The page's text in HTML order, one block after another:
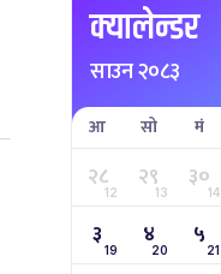
क्यालेन्डर
साउन २०८३
आ सो मं
२८12 २९13 ३०14
३ 19 ४20 ५ 21